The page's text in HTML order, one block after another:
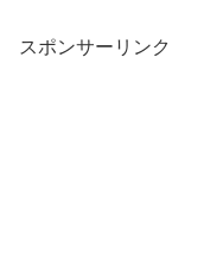
スポンサーリンク